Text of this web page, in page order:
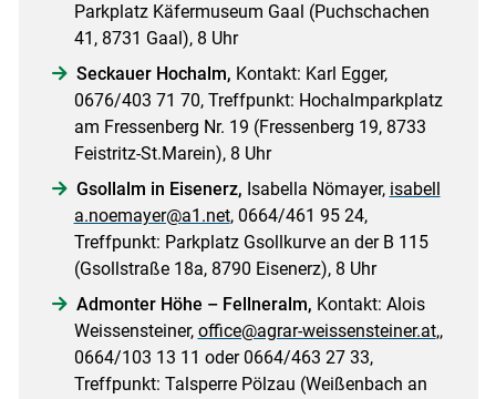
Parkplatz Käfermuseum Gaal (Puchschachen
41, 8731 Gaal), 8 Uhr
Seckauer Hochalm, Kontakt: Karl Egger,
0676/403 71 70, Treffpunkt: Hochalmparkplatz
am Fressenberg Nr. 19 (Fressenberg 19, 8733
Feistritz-St.Marein), 8 Uhr
Gsollalm in Eisenerz, Isabella Nömayer, isabell
a.noemayer@a1.net, 0664/461 95 24,
Treffpunkt: Parkplatz Gsollkurve an der B 115
(Gsollstraße 18a, 8790 Eisenerz), 8 Uhr
Admonter Höhe – Fellneralm, Kontakt: Alois
Weissensteiner, office@agrar-weissensteiner.at,,
0664/103 13 11 oder 0664/463 27 33,
Treffpunkt: Talsperre Pölzau (Weißenbach an